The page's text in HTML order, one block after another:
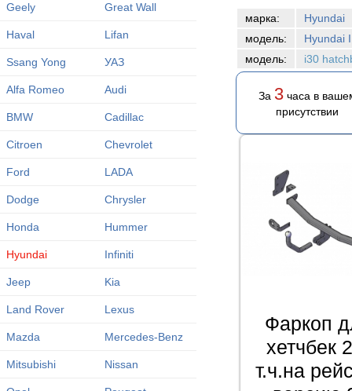
Geely Great Wall
Haval Lifan
Ssang Yong УАЗ
Alfa Romeo Audi
BMW Cadillac
Citroen Chevrolet
Ford LADA
Dodge Chrysler
Honda Hummer
Hyundai Infiniti
Jeep Kia
Land Rover Lexus
Mazda Mercedes-Benz
Mitsubishi Nissan
марка:
Hyundai
модель:
Hyundai
модель:
i30
За 3часа в
присутствии
Фаркоп
хетчбек
т.ч.на